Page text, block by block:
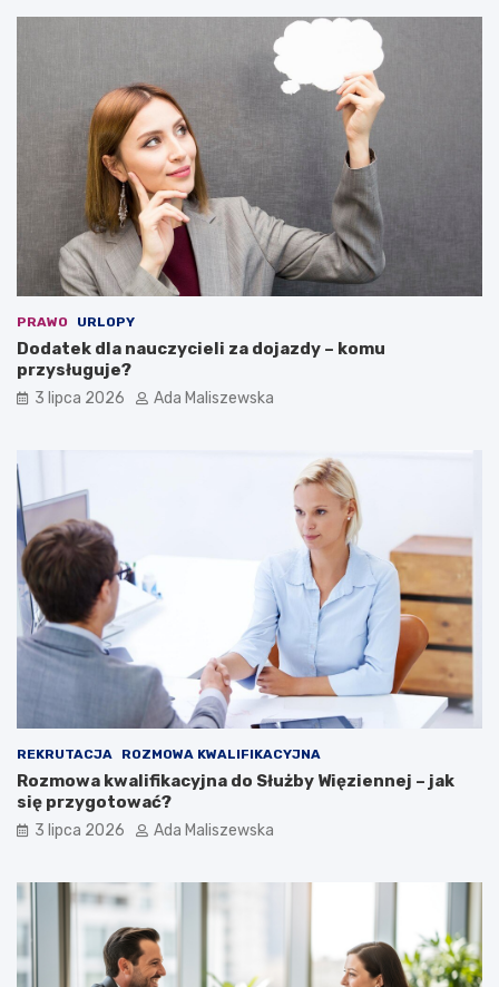
PRAWO URLOPY
Dodatek dla nauczycieli za dojazdy – komu
przysługuje?
3 lipca 2026 Ada Maliszewska
REKRUTACJA ROZMOWA KWALIFIKACYJNA
Rozmowa kwalifikacyjna do Służby Więziennej – jak
się przygotować?
3 lipca 2026 Ada Maliszewska